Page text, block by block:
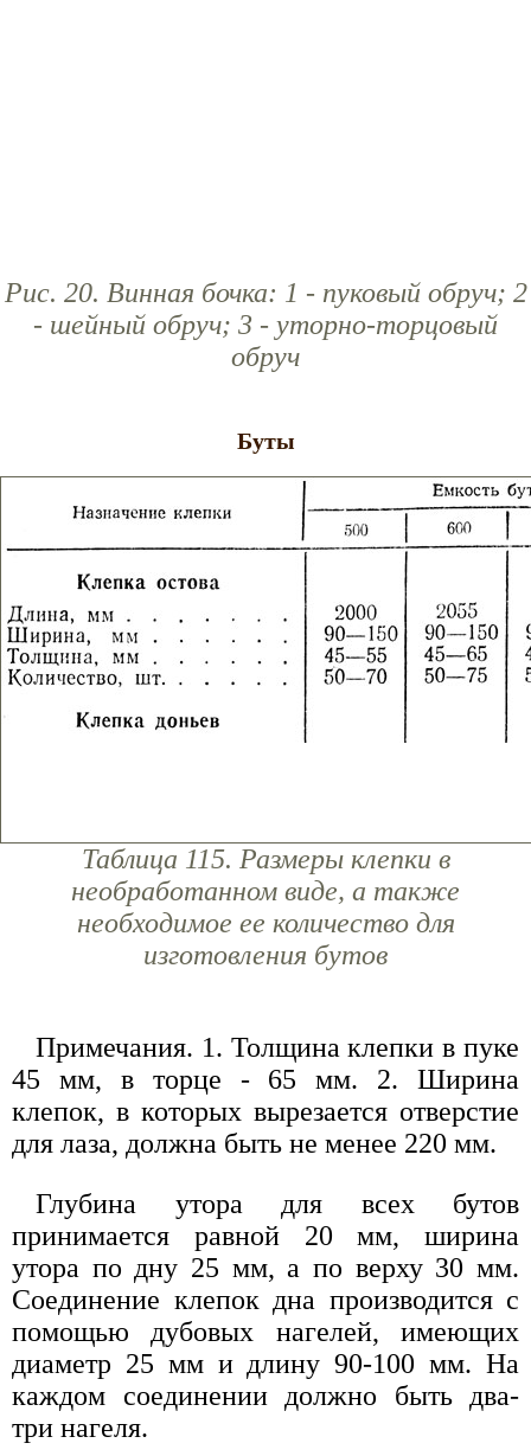
Рис. 20. Винная бочка: 1 - пуковый обруч; 2
- шейный обруч; 3 - уторно-торцовый
обруч
Буты
Таблица 115. Размеры клепки в
необработанном виде, а также
необходимое ее количество для
изготовления бутов
Примечания. 1. Толщина клепки в пуке
45 мм, в торце - 65 мм. 2. Ширина
клепок, в которых вырезается отверстие
для лаза, должна быть не менее 220 мм.
Глубина утора для всех бутов
принимается равной 20 мм, ширина
утора по дну 25 мм, а по верху 30 мм.
Соединение клепок дна производится с
помощью дубовых нагелей, имеющих
диаметр 25 мм и длину 90-100 мм. На
каждом соединении должно быть два-
три нагеля.